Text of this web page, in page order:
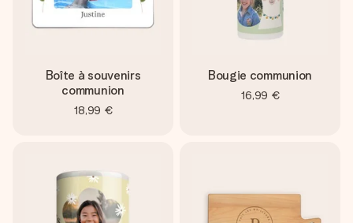
Boîte à souvenirs
communion
18,99 €
Bougie communion
16,99 €